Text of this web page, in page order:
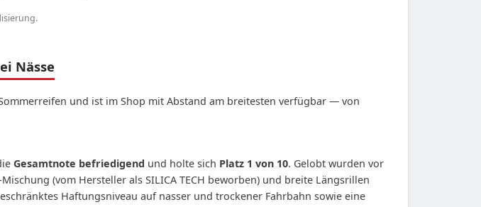
Nässe
und ist im Shop mit Abstand am breitesten verfügbar — von
Gesamtnote befriedigend und holte sich Platz 1 von 10. Gelobt wurden vor
(vom Hersteller als SILICA TECH beworben) und breite Längsrillen
Haftungsniveau auf nasser und trockener Fahrbahn sowie eine